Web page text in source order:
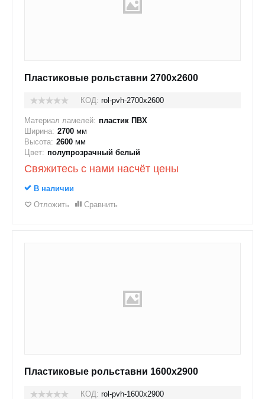
Пластиковые рольставни 2700x2600
КОД: rol-pvh-2700x2600
Материал ламелей: пластик ПВХ
Ширина: 2700 мм
Высота: 2600 мм
Цвет: полупрозрачный белый
Свяжитесь с нами насчёт цены
В наличии
Отложить
Сравнить
Пластиковые рольставни 1600x2900
КОД: rol-pvh-1600x2900